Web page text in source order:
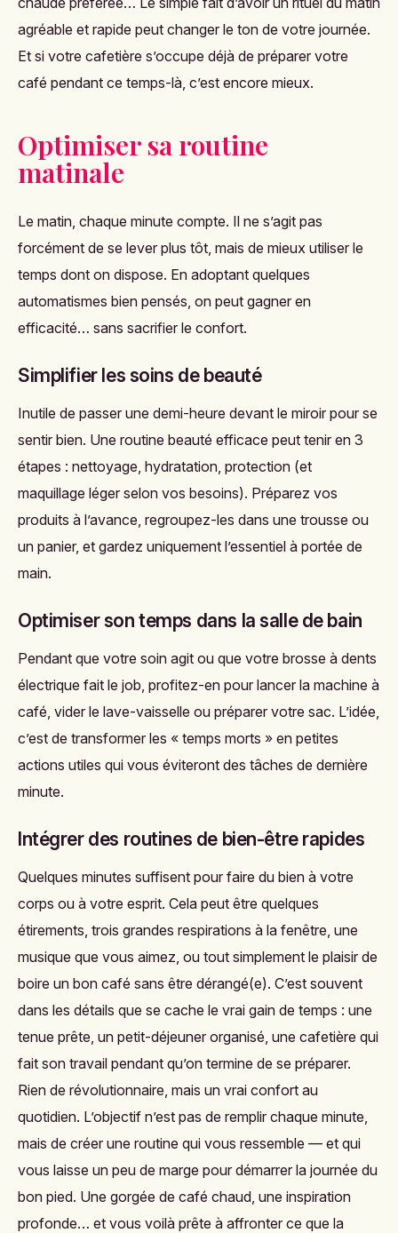
agréable et rapide peut changer le ton de votre journée.
Et si votre cafetière s’occupe déjà de préparer votre
café pendant ce temps-là, c’est encore mieux.
Optimiser sa routine
matinale
Le matin, chaque minute compte. Il ne s’agit pas
forcément de se lever plus tôt, mais de mieux utiliser le
temps dont on dispose. En adoptant quelques
automatismes bien pensés, on peut gagner en
efficacité… sans sacrifier le confort.
Simplifier les soins de beauté
Inutile de passer une demi-heure devant le miroir pour se
sentir bien. Une routine beauté efficace peut tenir en 3
étapes : nettoyage, hydratation, protection (et
maquillage léger selon vos besoins). Préparez vos
produits à l’avance, regroupez-les dans une trousse ou
un panier, et gardez uniquement l’essentiel à portée de
main.
Optimiser son temps dans la salle de bain
Pendant que votre soin agit ou que votre brosse à dents
électrique fait le job, profitez-en pour lancer la machine à
café, vider le lave-vaisselle ou préparer votre sac. L’idée,
c’est de transformer les « temps morts » en petites
actions utiles qui vous éviteront des tâches de dernière
minute.
Intégrer des routines de bien-être rapides
Quelques minutes suffisent pour faire du bien à votre
corps ou à votre esprit. Cela peut être quelques
étirements, trois grandes respirations à la fenêtre, une
musique que vous aimez, ou tout simplement le plaisir de
boire un bon café sans être dérangé(e). C’est souvent
dans les détails que se cache le vrai gain de temps : une
tenue prête, un petit-déjeuner organisé, une cafetière qui
fait son travail pendant qu’on termine de se préparer.
Rien de révolutionnaire, mais un vrai confort au
quotidien. L’objectif n’est pas de remplir chaque minute,
mais de créer une routine qui vous ressemble — et qui
vous laisse un peu de marge pour démarrer la journée du
bon pied. Une gorgée de café chaud, une inspiration
profonde… et vous voilà prête à affronter ce que la